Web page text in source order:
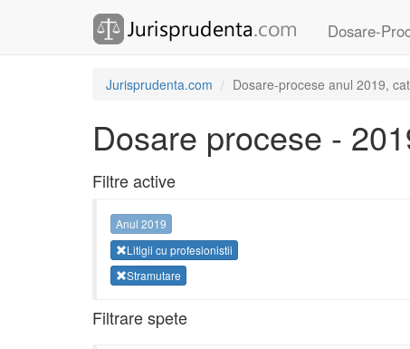
Dosare-
Jurisprudenta.com Dosare-procese anul 2019,
Dosare procese -
Filtre active
Anul 2019
Litigii cu profesionistii
Stramutare
Filtrare spete